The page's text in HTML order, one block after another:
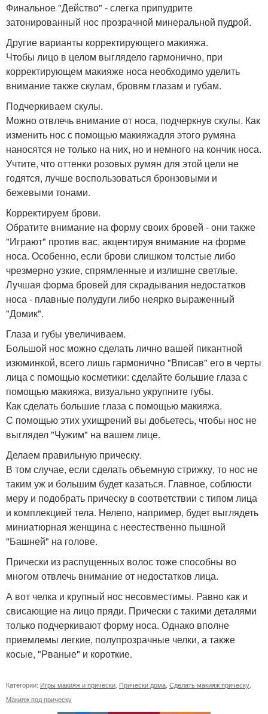
Финальное "Действо" - слегка припудрите
затонированный нос прозрачной минеральной пудрой.
Другие варианты корректирующего макияжа.
Чтобы лицо в целом выглядело гармонично, при
корректирующем макияже носа необходимо уделить
внимание также скулам, бровям глазам и губам.
Подчеркиваем скулы.
Можно отвлечь внимание от носа, подчеркнув скулы. Как
изменить нос с помощью макияжадля этого румяна
наносятся не только на них, но и немного на кончик носа.
Учтите, что оттенки розовых румян для этой цели не
годятся, лучше воспользоваться бронзовыми и
бежевыми тонами.
Корректируем брови.
Обратите внимание на форму своих бровей - они также
"Играют" против вас, акцентируя внимание на форме
носа. Особенно, если брови слишком толстые либо
чрезмерно узкие, спрямленные и излишне светлые.
Лучшая форма бровей для скрадывания недостатков
носа - плавные полудуги либо неярко выраженный
"Домик".
Глаза и губы увеличиваем.
Большой нос можно сделать лично вашей пикантной
изюминкой, всего лишь гармонично "Вписав" его в черты
лица с помощью косметики: сделайте большие глаза с
помощью макияжа, визуально укрупните губы.
Как сделать большие глаза с помощью макияжа.
С помощью этих ухищрений вы добьетесь, чтобы нос не
выглядел "Чужим" на вашем лице.
Делаем правильную прическу.
В том случае, если сделать объемную стрижку, то нос не
таким уж и большим будет казаться. Главное, соблюсти
меру и подобрать прическу в соответствии с типом лица
и комплекцией тела. Нелепо, например, будет выглядеть
миниатюрная женщина с неестественно пышной
"Башней" на голове.
Прически из распущенных волос тоже способны во
многом отвлечь внимание от недостатков лица.
А вот челка и крупный нос несовместимы. Равно как и
свисающие на лицо пряди. Прически с такими деталями
только подчеркивают форму носа. Однако вполне
приемлемы легкие, полупрозрачные челки, а также
косые, "Рваные" и короткие.
Категории: Игры макияж и прически, Прически дома, Сделать макияж прическу,
Макияж под прическу